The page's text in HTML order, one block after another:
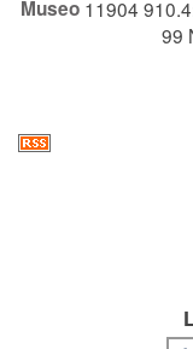
Museo 11904
99